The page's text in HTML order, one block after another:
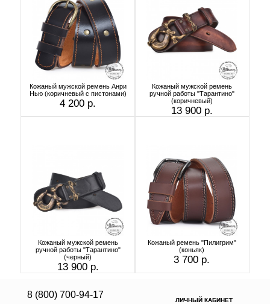
Кожаный мужской ремень Анри
Нью (коричневый с пистонами)
4 200 р.
Кожаный мужской ремень
ручной работы "Тарантино"
(коричневый)
13 900 р.
Кожаный мужской ремень
ручной работы "Тарантино"
(черный)
13 900 р.
Кожаный ремень "Пилигрим"
(коньяк)
3 700 р.
8 (800) 700-94-17
ЛИЧНЫЙ КАБИНЕТ